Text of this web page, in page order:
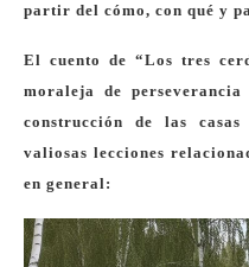
partir del cómo, con qué y
El cuento de “Los tres
moraleja de
construcción de las
valiosas lecciones
en general: